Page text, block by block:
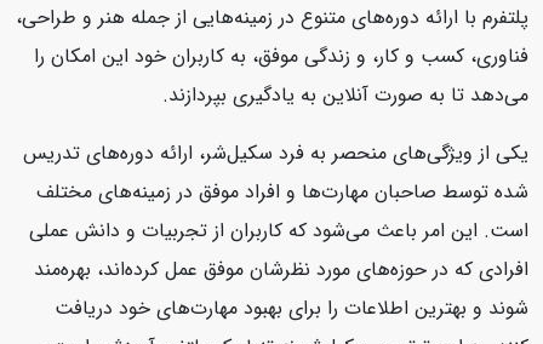
پلتفرم با ارائه دوره‌های متنوع در زمینه‌هایی از جمله هنر و طراحی،
فناوری، کسب و کار، و زندگی موفق، به کاربران خود این امکان را
می‌دهد تا به صورت آنلاین به یادگیری بپردازند.
یکی از ویژگی‌های منحصر به فرد سکیل‌شر، ارائه دوره‌های تدریس
شده توسط صاحبان مهارت‌ها و افراد موفق در زمینه‌های مختلف
است. این امر باعث می‌شود که کاربران از تجربیات و دانش عملی
افرادی که در حوزه‌های مورد نظرشان موفق عمل کرده‌اند، بهره‌مند
شوند و بهترین اطلاعات را برای بهبود مهارت‌های خود دریافت